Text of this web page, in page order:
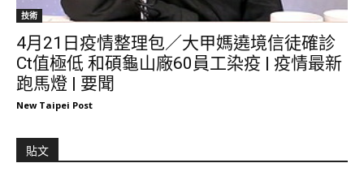
技術
4月21日疫情整理包／大甲媽遶境信徒確診
Ct值極低 和碩龜山廠60員工染疫 | 疫情最新
跑馬燈 | 要聞
New Taipei Post
貼文